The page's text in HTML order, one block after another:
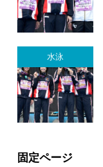
水泳
固定ページ